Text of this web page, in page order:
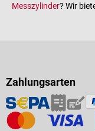
Messzylinder? Wir
Zahlungsarten